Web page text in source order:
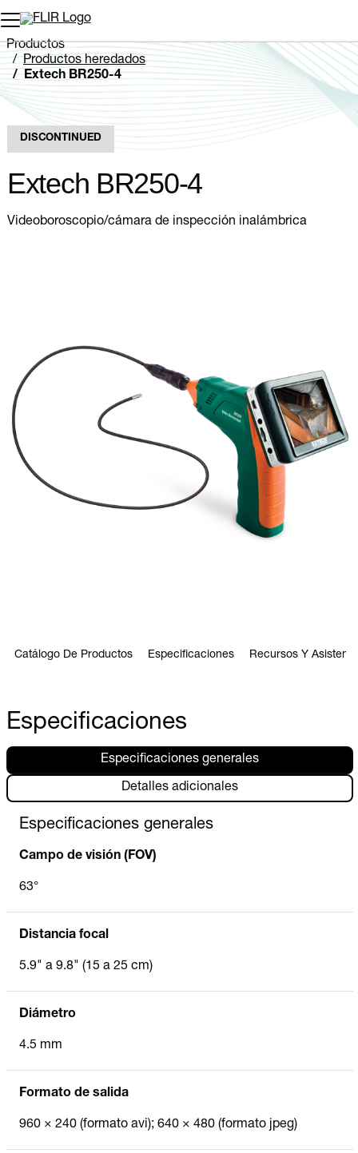
Productos
Productos heredados
Extech BR250-4
DISCONTINUED
Extech BR250-4
Videoboroscopio/cámara de inspección inalámbrica
Catálogo De Productos Especificaciones Recursos Y
Especificaciones
Especificaciones generales
Detalles adicionales
Especificaciones generales
Campo de visión (FOV)
63°
Distancia focal
5.9" a 9.8" (15 a 25 cm)
Diámetro
4.5 mm
Formato de salida
960 × 240 (formato avi); 640 × 480 (formato jpeg)